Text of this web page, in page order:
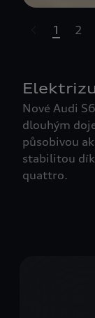
1 2
Nové Audi
dlouhým
působivou
stabilitou
quattro.